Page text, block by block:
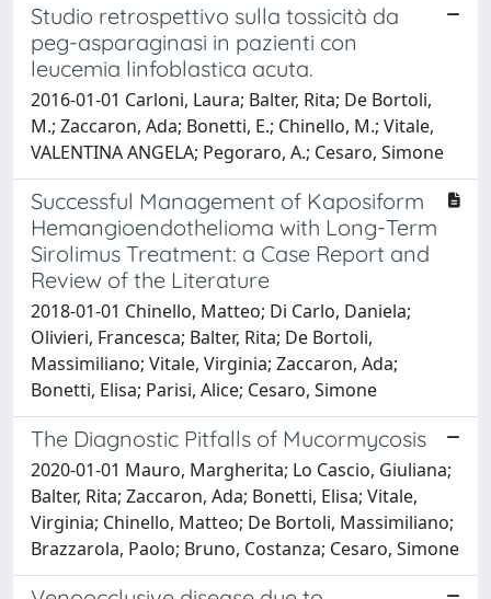
Studio retrospettivo sulla tossicità da
peg-asparaginasi in pazienti con
leucemia linfoblastica acuta.
2016-01-01 Carloni, Laura; Balter, Rita; De Bortoli,
M.; Zaccaron, Ada; Bonetti, E.; Chinello, M.; Vitale,
VALENTINA ANGELA; Pegoraro, A.; Cesaro, Simone
Successful Management of Kaposiform
Hemangioendothelioma with Long-Term
Sirolimus Treatment: a Case Report and
Review of the Literature
2018-01-01 Chinello, Matteo; Di Carlo, Daniela;
Olivieri, Francesca; Balter, Rita; De Bortoli,
Massimiliano; Vitale, Virginia; Zaccaron, Ada;
Bonetti, Elisa; Parisi, Alice; Cesaro, Simone
The Diagnostic Pitfalls of Mucormycosis
2020-01-01 Mauro, Margherita; Lo Cascio, Giuliana;
Balter, Rita; Zaccaron, Ada; Bonetti, Elisa; Vitale,
Virginia; Chinello, Matteo; De Bortoli, Massimiliano;
Brazzarola, Paolo; Bruno, Costanza; Cesaro, Simone